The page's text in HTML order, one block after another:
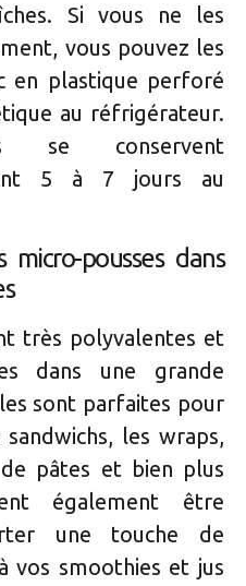
Si vous ne les
vous pouvez les
en plastique perforé
au réfrigérateur.
se conservent
5 à 7 jours au
pousses dans
très polyvalentes et
dans une grande
sont parfaites pour
les wraps,
pâtes et bien plus
également être
une touche de
vos smoothies et jus